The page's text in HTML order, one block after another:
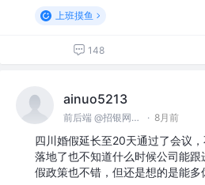
上班摸鱼
148
ainuo5213
前后端 @招银网络科技 · 8月前
四川婚假延长至20天通过了会议
落地了也不知道什么时候公司能
假政策也不错，但还是想的是能多